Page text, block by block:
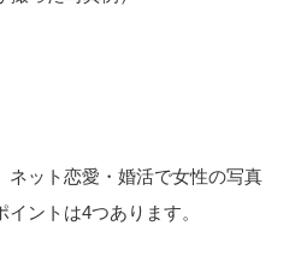
ネット恋愛・婚活で女性の写真
ントは4つあります。